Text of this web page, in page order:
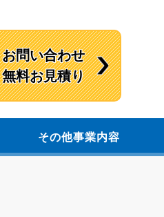
お問い合わせ
無料お見積り
その他事業内容